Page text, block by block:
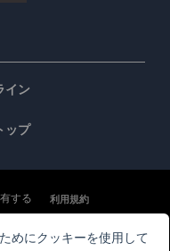
イン
ップ
する
利用規約
セキュリティ概要
めにクッキーを使用して